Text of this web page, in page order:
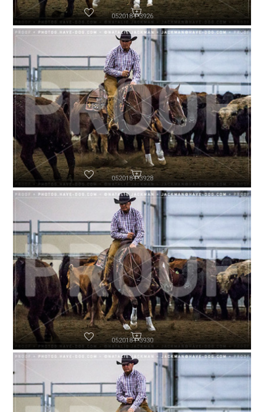
052018-P3926
052018-P3928
052018-P3930